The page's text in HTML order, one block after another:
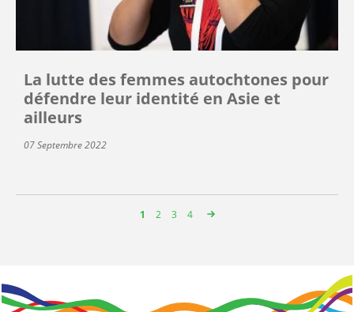
La lutte des femmes autochtones pour
défendre leur identité en Asie et
ailleurs
07 Septembre 2022
Page
1 Page
2 Page
3 Page
4